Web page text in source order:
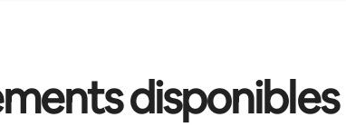
disponibles